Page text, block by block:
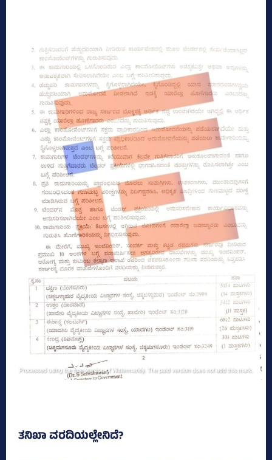
ತನಿಖಾ ವರದಿಯಲ್ಲೇನಿದೆ?